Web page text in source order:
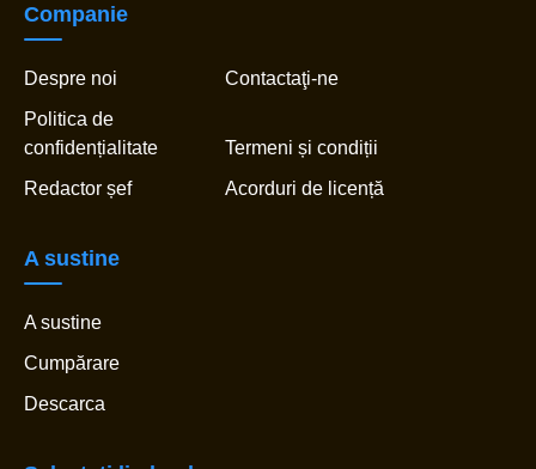
Companie
Despre noi
Contactaţi-ne
Politica de
confidențialitate
Termeni și condiții
Redactor șef
Acorduri de licență
A sustine
A sustine
Cumpărare
Descarca